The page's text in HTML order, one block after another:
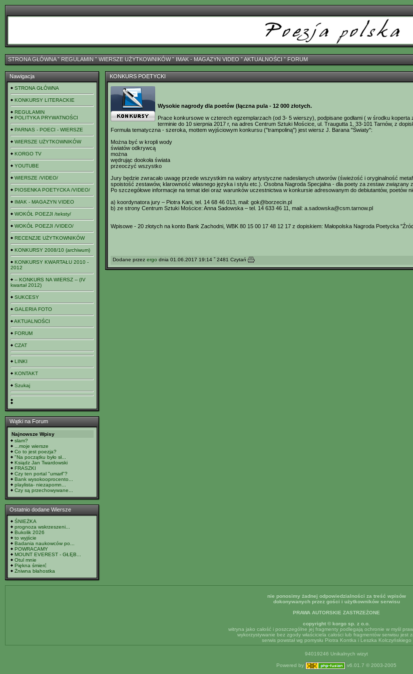
STRONA GŁÓWNAˇ REGULAMIN ˇ WIERSZE UŻYTKOWNIKÓWˇ IMAK - MAGAZYN VIDEO ˇAKTUALNOŚCI ˇ FORUM
Nawigacja
STRONA GŁÓWNA
KONKURSY LITERACKIE
REGULAMIN
POLITYKA PRYWATNOŚCI
PARNAS - POECI - WIERSZE
WIERSZE UŻYTKOWNIKÓW
KORGO TV
YOUTUBE
WIERSZE /VIDEO/
PIOSENKA POETYCKA /VIDEO/
IMAK - MAGAZYN VIDEO
WOKÓŁ POEZJI /teksty/
WOKÓŁ POEZJI /VIDEO/
RECENZJE UŻYTKOWNIKÓW
KONKURSY 2008/10 (archiwum)
KONKURSY KWARTAŁU 2010 -
2012
-- KONKURS NA WIERSZ -- (IV
kwartał 2012)
SUKCESY
GALERIA FOTO
AKTUALNOŚCI
FORUM
CZAT
LINKI
KONTAKT
Szukaj
Wątki na Forum
Najnowsze Wpisy
slam?
...moje wiersze
Co to jest poezja?
"Na początku było sł...
Ksiądz Jan Twardowski
FRASZKI
Czy ten portal "umarł"?
Bank wysokooprocento...
playlista- niezapomn...
Czy są przechowywane...
Ostatnio dodane Wiersze
ŚNIEŻKA
prognoza wskrzeszeni...
Bukolik 2026
to wyjście
Badania naukowców po...
POWRACAMY
MOUNT EVEREST - GŁĘB...
Otul mnie
Piękna śmierć
Żniwna błahostka
KONKURS POETYCKI
Wysokie nagrody dla poetów (łączna pula - 12 000 złotych.
Prace konkursowe w czterech egzemplarzach (od 3- 5 wierszy), podpisane godłami ( w środku
terminie do 10 sierpnia 2017 r, na adres Centrum Sztuki Mościce, ul. Traugutta 1, 33-101 Tarnów, z
Formuła tematyczna - szeroka, mottem wyjściowym konkursu ("trampoliną") jest wiersz J. Barana "Światy":
Można być w kropli wody
światów odkrywcą
można
wędrując dookoła świata
przeoczyć wszystko
Jury będzie zwracało uwagę przede wszystkim na walory artystyczne nadesłanych utworów (świeżość i oryginalność
spoistość zestawów, klarowność własnego języka i stylu etc.). Osobna Nagroda Specjalna - dla poety za zestaw związany z
Po szczegółowe informacje na temat idei oraz warunków uczestnictwa w konkursie adresowanym do debiutantów, poetów
a) koordynatora jury – Piotra Kani, tel. 14 68 46 013, mail: gok@borzecin.pl
b) ze strony Centrum Sztuki Mościce: Anna Sadowska – tel. 14 633 46 11, mail: a.sadowska@csm.tarnow.pl
Wpisowe - 20 złotych na konto Bank Zachodni, WBK 80 15 00 17 48 12 17 z dopiskiem: Małopolska Nagroda Poetycka
Dodane przez ergo dnia 01.06.2017 19:14 ˇ 2481 Czytań
nie ponosimy żadnej odpowiedzialności za treść wpisów
dokonywanych przez gości i użytkowników serwisu
PRAWA AUTORSKIE ZASTRZEŻONE
copyright © korgo sp. z o.o.
witryna jako całość i poszczególne jej fragmenty podlegają ochronie w myśl
wykorzystywanie bez zgody właściciela całości lub fragmentów serwisu jest
serwis powstał wg pomysłu Piotra Kontka i Leszka Kolczyńskiego
94019246 Unikalnych wizyt
Powered by v6.01.7 © 2003-2005